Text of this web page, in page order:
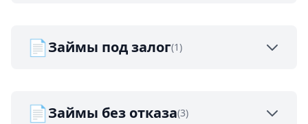
📄Займы под залог(1)
📄Займы без отказа(3)